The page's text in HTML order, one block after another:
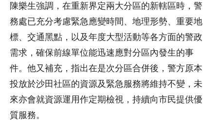
陳樂生強調，在重新界定兩大分區的新轄區時，警
務處已充分考慮緊急應變時間、地理形勢、重要地
標、交通黑點，以及年度大型活動等各方面的警政
需求，確保前線單位能迅速應對分區內發生的事
件。他又補充，指出在是次分區合併後，警方原本
投放於沙田社區的資源及緊急服務將維持不變，未
來亦會就資源運用作定期檢視，持續向市民提供優
質服務。